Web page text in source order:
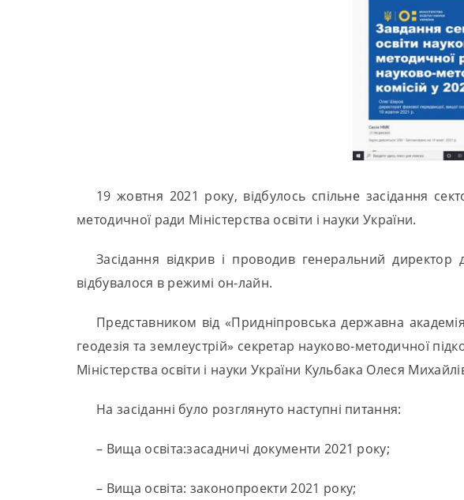
19 жовтня 2021 року, відбулось спільне засідання
методичної ради Міністерства освіти і науки України.
Засідання відкрив і проводив генеральний
відбувалося в режимі он-лайн.
Представником від «Придніпровська державна
геодезія та землеустрій» секретар науково-методичної
Міністерства освіти і науки України Кульбака Олеся
На засіданні було розглянуто наступні питання:
– Вища освіта:засадничі документи 2021 року;
– Вища освіта: законопроекти 2021 року;